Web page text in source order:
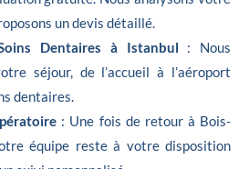
un devis détaillé.
Dentaires à Istanbul : Nous
séjour, de l’accueil à l’aéroport
dentaires.
: Une fois de retour à Bois-
équipe reste à votre disposition